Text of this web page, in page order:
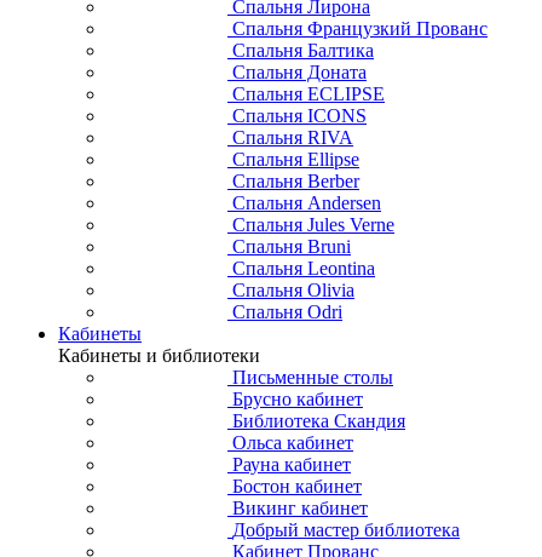
Спальня Лирона
Спальня Французкий Прованс
Спальня Балтика
Спальня Доната
Спальня ECLIPSE
Спальня ICONS
Спальня RIVA
Спальня Ellipse
Спальня Berber
Спальня Andersen
Спальня Jules Verne
Спальня Bruni
Спальня Leontina
Спальня Olivia
Спальня Odri
Кабинеты
Кабинеты и библиотеки
Письменные столы
Брусно кабинет
Библиотека Скандия
Ольса кабинет
Рауна кабинет
Бостон кабинет
Викинг кабинет
Добрый мастер библиотека
Кабинет Прованс